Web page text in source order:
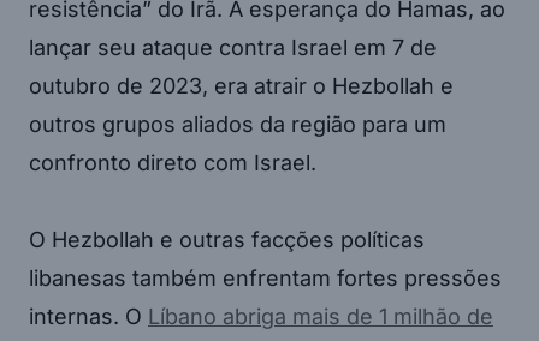
resistência” do Irã. A esperança do Hamas, ao
lançar seu ataque contra Israel em 7 de
outubro de 2023, era atrair o Hezbollah e
outros grupos aliados da região para um
confronto direto com Israel.
O Hezbollah e outras facções políticas
libanesas também enfrentam fortes pressões
internas. O Líbano abriga mais de 1 milhão de